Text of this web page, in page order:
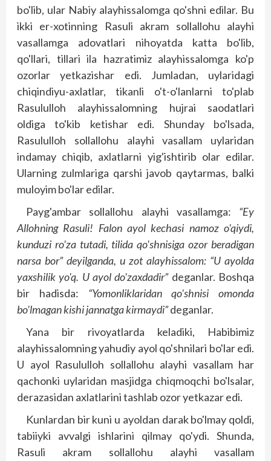
bo'lib, ular Nabiy alayhissalomga qo'shni edilar. Bu
ikki er-xotinning Rasuli akram sollallohu alayhi
vasallamga adovatlari nihoyatda katta bo'lib,
qo'llari, tillari ila hazratimiz alayhissalomga ko'p
ozorlar yetkazishar edi. Jumladan, uylaridagi
chiqindiyu-axlatlar, tikanli o't-o'lanlarni to'plab
Rasululloh alayhissalomning hujrai saodatlari
oldiga to'kib ketishar edi. Shunday bo'lsada,
Rasululloh sollallohu alayhi vasallam uylaridan
indamay chiqib, axlatlarni yig'ishtirib olar edilar.
Ularning zulmlariga qarshi javob qaytarmas, balki
muloyim bo'lar edilar.
Payg'ambar sollallohu alayhi vasallamga: “Ey
Allohning Rasuli! Falon ayol kechasi namoz o'qiydi,
kunduzi ro'za tutadi, tilida qo'shnisiga ozor beradigan
narsa bor” deyilganda, u zot alayhissalom: “U ayolda
yaxshilik yo'q. U ayol do'zaxdadir” deganlar. Boshqa
bir hadisda: “Yomonliklaridan qo'shnisi omonda
bo'lmagan kishi jannatga kirmaydi”deganlar.
Yana bir rivoyatlarda keladiki, Habibimiz
alayhissalomning yahudiy ayol qo'shnilari bo'lar edi.
U ayol Rasululloh sollallohu alayhi vasallam har
qachonki uylaridan masjidga chiqmoqchi bo'lsalar,
derazasidan axlatlarini tashlab ozor yetkazar edi.
Kunlardan bir kuni u ayoldan darak bo'lmay qoldi,
tabiiyki avvalgi ishlarini qilmay qo'ydi. Shunda,
Rasuli akram sollallohu alayhi vasallam